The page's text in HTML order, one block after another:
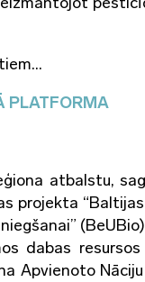
PLATFORMA
atbalstu,
projekta
dabas
Apvienoto